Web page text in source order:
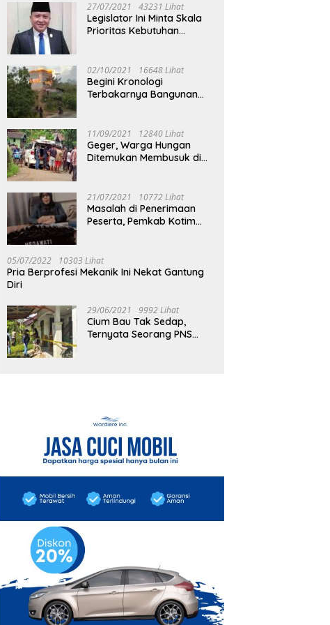
27/07/2021 43231 Lihat
Legislator Ini Minta Skala
Prioritas Kebutuhan
02/10/2021 16648 Lihat
Begini Kronologi
Terbakarnya Bangunan
11/09/2021 12840 Lihat
Geger, Warga Hungan
Ditemukan Membusuk di
21/07/2021 10772 Lihat
Masalah di Penerimaan
Peserta, Pemkab Kotim
05/07/2022 10303 Lihat
Pria Berprofesi Mekanik Ini Nekat Gantung
Diri
29/06/2021 9992 Lihat
Cium Bau Tak Sedap,
Ternyata Seorang PNS